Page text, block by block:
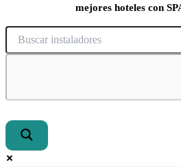
mejores hoteles con